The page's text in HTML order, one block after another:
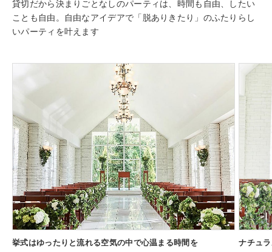
貸切だから決まりごとなしのパーティは、時間も自由、したい
ことも自由。自由なアイデアで「脱ありきたり」のふたりらし
いパーティを叶えます
挙式はゆったりと流れる空気の中で心温まる時間を ナチュ